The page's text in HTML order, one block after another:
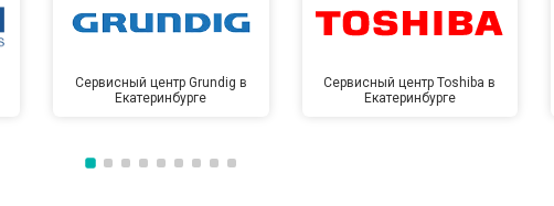
Сервисный центр Grundig в
Екатеринбурге
Сервисный центр Toshiba в
Екатеринбурге